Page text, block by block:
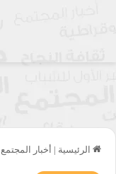
الرئيسية | أخبار المجتمع